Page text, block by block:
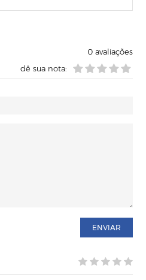
0avaliações
dê sua nota:
ENVIAR